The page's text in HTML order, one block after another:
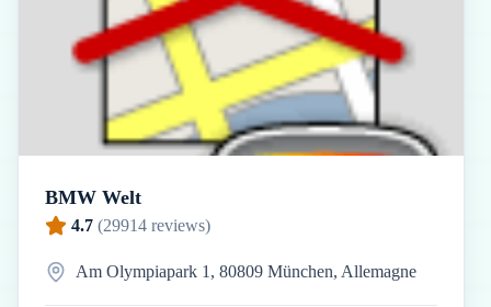
BMW Welt
4.7 (29914 reviews)
Am Olympiapark 1, 80809 München, Allemagne